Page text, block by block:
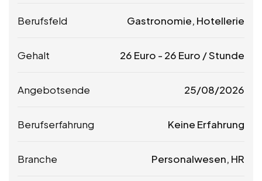
Berufsfeld Gastronomie, Hotellerie
Gehalt 26 Euro - 26 Euro / Stunde
Angebotsende 25/08/2026
Berufserfahrung Keine Erfahrung
Branche Personalwesen, HR